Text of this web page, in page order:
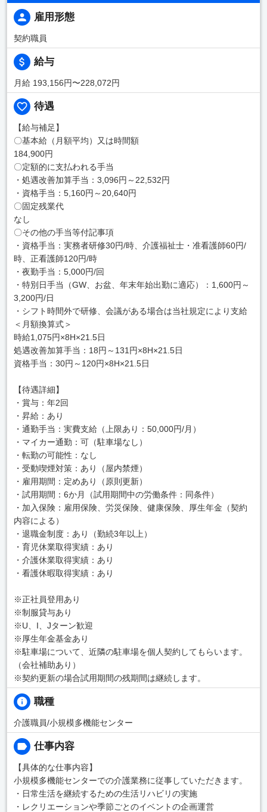
雇用形態
契約職員
給与
月給 193,156円〜228,072円
待遇
【給与補足】
〇基本給（月額平均）又は時間額
184,900円
〇定額的に支払われる手当
・処遇改善加算手当：3,096円～22,532円
・資格手当：5,160円～20,640円
〇固定残業代
なし
〇その他の手当等付記事項
・資格手当：実務者研修30円/時、介護福祉士・准看護師60円/
時、正看護師120円/時
・夜勤手当：5,000円/回
・特別日手当（GW、お盆、年末年始出勤に適応）：1,600円～
3,200円/日
・シフト時間外で研修、会議がある場合は当社規定により支給
＜月額換算式＞
時給1,075円×8H×21.5日
処遇改善加算手当：18円～131円×8H×21.5日
資格手当：30円～120円×8H×21.5日
【待遇詳細】
・賞与：年2回
・昇給：あり
・通勤手当：実費支給（上限あり：50,000円/月）
・マイカー通勤：可（駐車場なし）
・転勤の可能性：なし
・受動喫煙対策：あり（屋内禁煙）
・雇用期間：定めあり（原則更新）
・試用期間：6か月（試用期間中の労働条件：同条件）
・加入保険：雇用保険、労災保険、健康保険、厚生年金（契約
内容による）
・退職金制度：あり（勤続3年以上）
・育児休業取得実績：あり
・介護休業取得実績：あり
・看護休暇取得実績：あり
※正社員登用あり
※制服貸与あり
※U、I、Jターン歓迎
※厚生年金基金あり
※駐車場について、近隣の駐車場を個人契約してもらいます。
（会社補助あり）
※契約更新の場合試用期間の残期間は継続します。
職種
介護職員/小規模多機能センター
仕事内容
【具体的な仕事内容】
小規模多機能センターでの介護業務に従事していただきます。
・日常生活を継続するための生活リハビリの実施
・レクリエーションや季節ごとのイベントの企画運営